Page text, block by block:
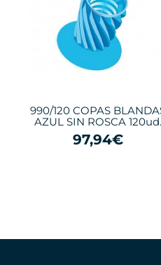
990/120 COPAS
AZUL SIN ROSCA 120ud.
97,94€